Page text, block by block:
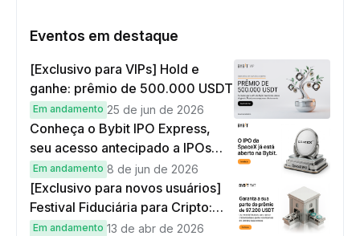
Eventos em destaque
[Exclusivo para VIPs] Hold e
ganhe: prêmio de 500.000 USDT
Em andamento 25 de jun de 2026
Conheça o Bybit IPO Express,
seu acesso antecipado a IPOs
globais
Em andamento 8 de jun de 2026
[Exclusivo para novos usuários]
Festival Fiduciária para Cripto:
complete tarefas simples e
Em andamento 13 de abr de 2026